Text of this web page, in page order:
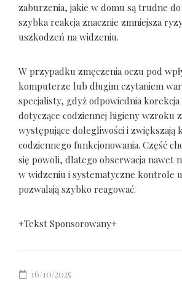
zaburzenia, jakie w domu są trudne do
szybka reakcja znacznie zmniejsza
uszkodzeń na widzeniu.
W przypadku zmęczenia oczu pod
komputerze lub długim czytaniem
specjalisty, gdyż odpowiednia
dotyczące codziennej higieny wzroku
występujące dolegliwości i zwiększają
codziennego funkcjonowania. Część
się powoli, dlatego obserwacja nawet
w widzeniu i systematyczne kontrole
pozwalają szybko reagować.
+Tekst Sponsorowany+
16/10/2025